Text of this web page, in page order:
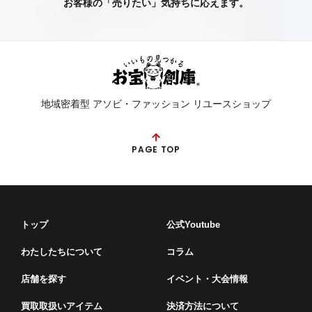
お客様の「売りたい」気持ちに応えます。
地域密着型 アソビ・ファッション リユースショップ
PAGE TOP
トップ
わたしたちについて
店舗を探す
買取取扱いアイテム
公式Youtube
コラム
イベント・⼤会情報
決済方法について